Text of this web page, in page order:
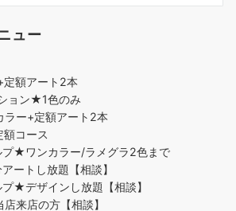
ュー
定額アート2本
ョン★1色のみ
ー+定額アート2本
コース
★ワンカラー/ラメグラ2色まで
ートし放題【相談】
★デザインし放題【相談】
来店の方【相談】